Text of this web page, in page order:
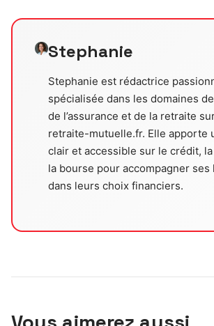
Stephanie
Stephanie est rédactrice
spécialisée dans les domaines
de l’assurance et de la retraite
retraite-mutuelle.fr. Elle apporte
clair et accessible sur le crédit,
la bourse pour accompagner ses
dans leurs choix financiers.